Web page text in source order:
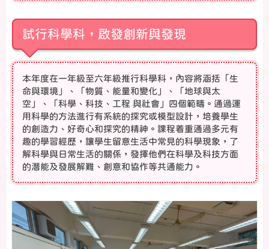
試行科學科，啟發創新與發現
本年度在一年級至六年級推行科學科，內容將涵括「生
命與環境」、「物質、能量和變化」、「地球與太
空」、「科學、科技、工程 與社會」四個範疇。通過運
用科學的方法進行有系統的探究或模型設計，培養學生
的創造力、好奇心和探究的精神。課程着重通過多元有
趣的學習經歷，讓學生留意生活中常見的科學現象，了
解科學與日常生活的關係，發揮他們在科學及科技方面
的潛能及發展解難、創意和協作等共通能力。